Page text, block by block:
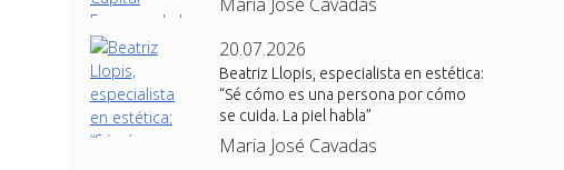
20.07.2026
Beatriz Llopis, especialista en estética:
“Sé cómo es una persona por cómo
se cuida. La piel habla”
Maria José Cavadas